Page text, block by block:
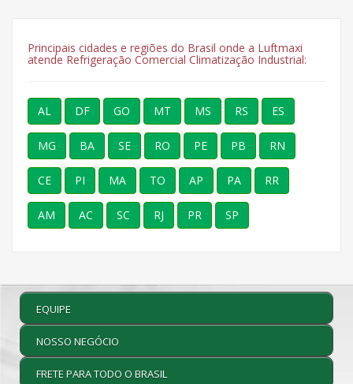
Principais cidades e regiões do Brasil onde a Luftmaxi
atende Refrigeração Comercial Climatização Industrial:
AL DF GO MT MS RS ES
MG BA SE RO PE PB RN
CE PI MA TO AP PA RR
AM AC SC RJ PR SP
EQUIPE
NOSSO NEGÓCIO
FRETE PARA TODO O BRASIL